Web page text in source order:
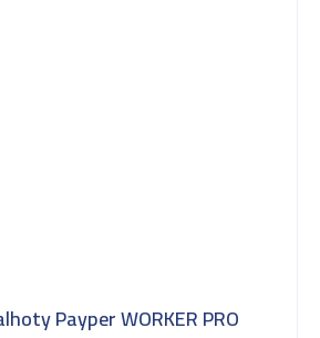
Payper WORKER PRO